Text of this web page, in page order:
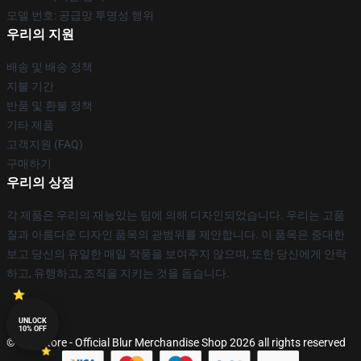
모델 번호: 공급망 투명성 행위
우리의 지원
배송 및 배송 정책
지불 기간
반품 및 환불 정책
기타 제품
고객지원 (FAQ)
구매하기
우리의 상점
각 제품은 우리의 재능있는 팀에 의해 디자인되었습니다. 우리는 고품
질과 아름다운 디자인 품목의 광범위를 제안합니다. 이 품목은 중대한
보고 당신의 유일한 매일 작풍을 보여주지 않으며, 또한 당신에게 안락
하고, 유행하고, 조직을 지키는 것을 돕습니다.
© Blur Store - Official Blur Merchandise Shop 2026 all rights reserved
UNLOCK
10% OFF